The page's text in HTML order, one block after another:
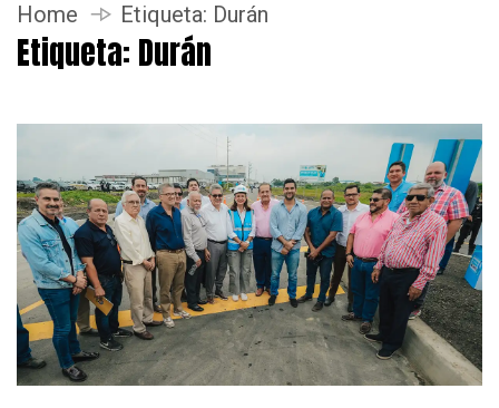
Home Etiqueta: Durán
Etiqueta: Durán